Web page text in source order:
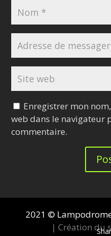
Enregistrer mon
web dans le navigateur
commentaire.
2021 ©
| Création du